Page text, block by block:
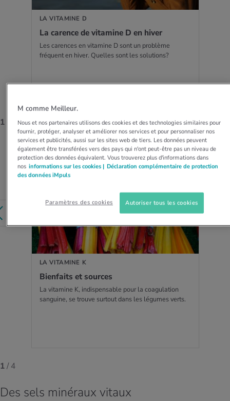
LA VITAMINE D
La carence de vita­mine D en hiver
Les carences en vitamine D sont un problème
fréquent en hiver. Quelles sont les solutions?
1 / 12
LA VITAMINE K
Bien­faits et sources
La vitamine K, indispensable pour la coagulation
sanguine, se trouve surtout dans les légumes verts.
EN SAVOIR PLUS
1/ 4
Des sels minéraux vitaux
M comme Meilleur.
Nous et nos partenaires utilisons des cookies et des technologies similaires pour
fournir, protéger, analyser et améliorer nos services et pour personnaliser nos
services et publicités, aussi sur les sites web de tiers. Les données peuvent
également être transférées vers des pays qui n'ont peut-être pas un niveau de
protection des données équivalent. Vous trouverez plus d'informations dans
nos informations sur les cookies | Déclaration complémentaire de protection
des données iMpuls
Paramètres des cookies Autoriser tous les cookies